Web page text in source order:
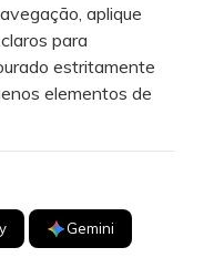
aplique
para
estritamente
elementos de
Gemini